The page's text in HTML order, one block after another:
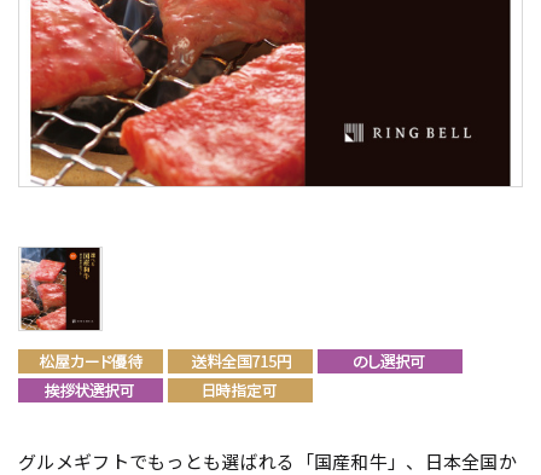
グルメギフトでもっとも選ばれる「国産和牛」、日本全国か